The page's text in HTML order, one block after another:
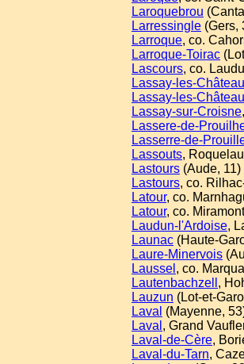
Laroquebrou
Larressingle (Gers,
Larroque, co.
Larroque-Toirac
Lascours, co.
Lassay-les-
Lassay-les-
Lassay-sur-Croisne
Lassere-de-
Lasserre-de-
Lassouts,
Lastours (Aude, 11)
Lastours, co.
Latour, co.
Latour, co.
Laudun-l'Ardoise,
Launac (Haute-
Laure-Minervois
Laussel , co.
Lautenbachzell ,
Lauzun (Lot-et-
Laval (Mayenne,
Laval , Grand
Laval-de-Cère,
Laval-du-Tarn,